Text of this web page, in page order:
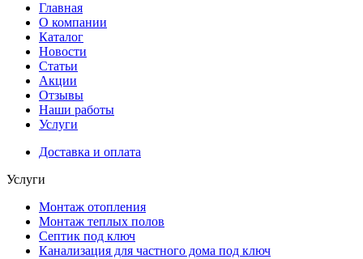
Главная
О компании
Каталог
Новости
Статьи
Акции
Отзывы
Наши работы
Услуги
Доставка и оплата
Услуги
Монтаж отопления
Монтаж теплых полов
Септик под ключ
Канализация для частного дома под ключ